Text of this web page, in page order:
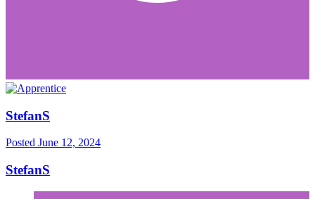
StefanS
Posted June 12, 2024
StefanS